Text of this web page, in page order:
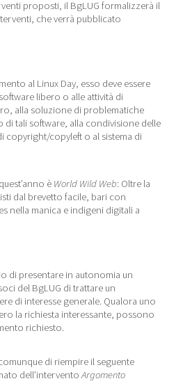
proposti, il BgLUG formalizzerà il
che verrà pubblicato
al Linux Day, esso deve essere
libero o alle attività di
alla soluzione di problematiche
di tali software, alla condivisione delle
copyright/copyleft o al sistema di
è World Wild Web: Oltre la
dal brevetto facile, bari con
nella manica e indigeni digitali a
di presentare in autonomia un
del BgLUG di trattare un
di interesse generale. Qualora uno
la richiesta interessante, possono
richiesto.
di riempire il seguente
dell’interventoArgomento